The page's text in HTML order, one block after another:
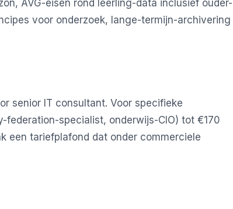
AVG-eisen rond leerling-data inclusief ouder-
voor onderzoek, lange-termijn-archivering
senior IT consultant. Voor specifieke
federation-specialist, onderwijs-CIO) tot €170
een tariefplafond dat onder commerciele